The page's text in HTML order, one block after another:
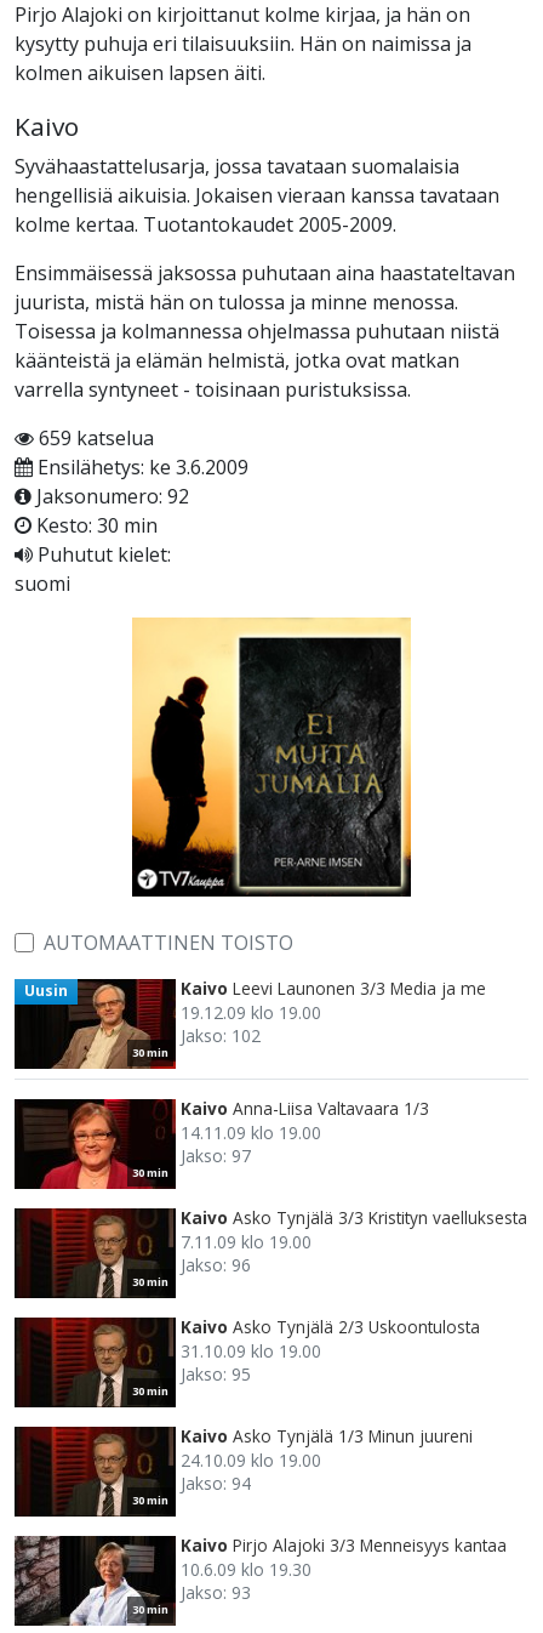
Pirjo Alajoki on kirjoittanut kolme kirjaa, ja hän on
kysytty puhuja eri tilaisuuksiin. Hän on naimissa ja
kolmen aikuisen lapsen äiti.
Kaivo
Syvähaastattelusarja, jossa tavataan suomalaisia
hengellisiä aikuisia. Jokaisen vieraan kanssa tavataan
kolme kertaa. Tuotantokaudet 2005-2009.
Ensimmäisessä jaksossa puhutaan aina haastateltavan
juurista, mistä hän on tulossa ja minne menossa.
Toisessa ja kolmannessa ohjelmassa puhutaan niistä
käänteistä ja elämän helmistä, jotka ovat matkan
varrella syntyneet - toisinaan puristuksissa.
659 katselua
Ensilähetys: ke 3.6.2009
Jaksonumero: 92
Kesto: 30 min
Puhutut kielet:
suomi
AUTOMAATTINEN TOISTO
30 min
Uusin Kaivo Leevi Launonen 3/3 Media ja me
19.12.09 klo 19.00
Jakso: 102
30 min
Kaivo Anna-Liisa Valtavaara 1/3
14.11.09 klo 19.00
Jakso: 97
30 min
Kaivo Asko Tynjälä 3/3 Kristityn vaelluksesta
7.11.09 klo 19.00
Jakso: 96
30 min
Kaivo Asko Tynjälä 2/3 Uskoontulosta
31.10.09 klo 19.00
Jakso: 95
30 min
Kaivo Asko Tynjälä 1/3 Minun juureni
24.10.09 klo 19.00
Jakso: 94
30 min
Kaivo Pirjo Alajoki 3/3 Menneisyys kantaa
10.6.09 klo 19.30
Jakso: 93